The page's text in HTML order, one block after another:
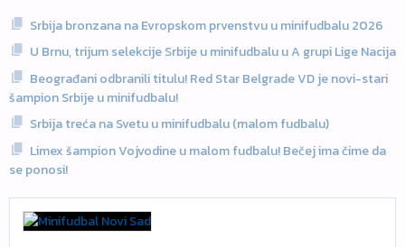
Srbija bronzana na Evropskom prvenstvu u minifudbalu 2026
U Brnu, trijum selekcije Srbije u minifudbalu u A grupi Lige Nacija
Beograđani odbranili titulu! Red Star Belgrade VD je novi-stari
šampion Srbije u minifudbalu!
Srbija treća na Svetu u minifudbalu (malom fudbalu)
Limex šampion Vojvodine u malom fudbalu! Bečej ima čime da
se ponosi!